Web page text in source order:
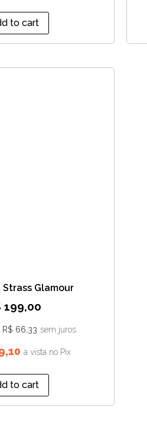
to cart
Strass Glamour
199,00
R$ 66,33 sem juros
à vista no Pix
to cart